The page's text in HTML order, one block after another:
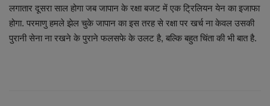
लगातार दूसरा साल होगा जब जापान के रक्षा बजट में एक ट्रिलियन येन का इजाफा
होगा. परमाणु हमले झेल चुके जापान का इस तरह से रक्षा पर खर्च ना केवल उसकी
पुरानी सेना ना रखने के पुराने फलसफे के उलट है, बल्कि बहुत चिंता की भी बात है.